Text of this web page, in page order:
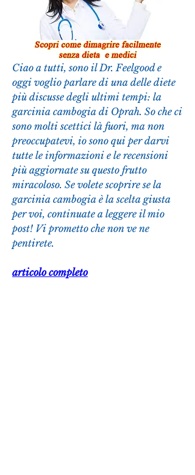
Ciao a tutti, sono il Dr. Feelgood e
oggi voglio parlare di una delle diete
più discusse degli ultimi tempi: la
garcinia cambogia di Oprah. So che ci
sono molti scettici là fuori, ma non
preoccupatevi, io sono qui per darvi
tutte le informazioni e le recensioni
più aggiornate su questo frutto
miracoloso. Se volete scoprire se la
garcinia cambogia è la scelta giusta
per voi, continuate a leggere il mio
post! Vi prometto che non ve ne
pentirete.
articolo completo